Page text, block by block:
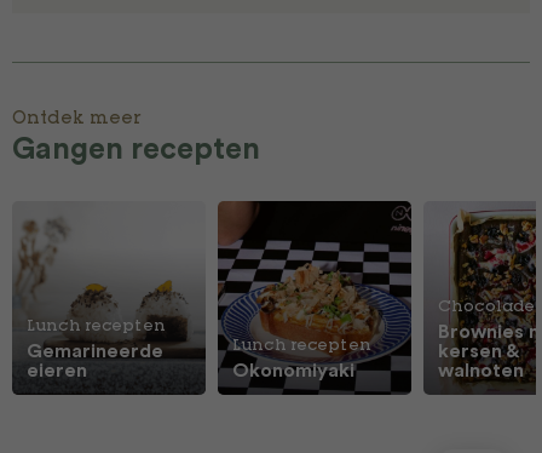
Ontdek meer
Gangen recepten
Lunch recepten
Gemarineerde
eieren
Lunch recepten
Okonomiyaki
Chocolade
Brownies
kersen &
walnoten